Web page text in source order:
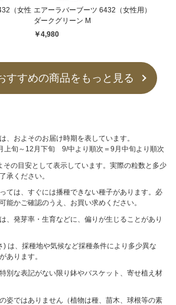
（女性 エアーラバーブーツ 6432（女性用）
ダークグリーン M
￥4,980
すすめの商品をもっと見る
、およそのお届け時期を表しています。
上旬～12月下旬 9/中より順次＝9月中旬より順次
その目安として表示しています。実際の粒数と多少
承ください。
ては、すぐには播種できない種子があります。必
能かご確認のうえ、お買い求めください。
、発芽率・生育などに、偏りが生じることがあり
) は、採種地や気候など採種条件により多少異な
あります。
別な表記がない限り鉢やバスケット、寄せ植え材
姿ではありません（植物は種、苗木、球根等の素